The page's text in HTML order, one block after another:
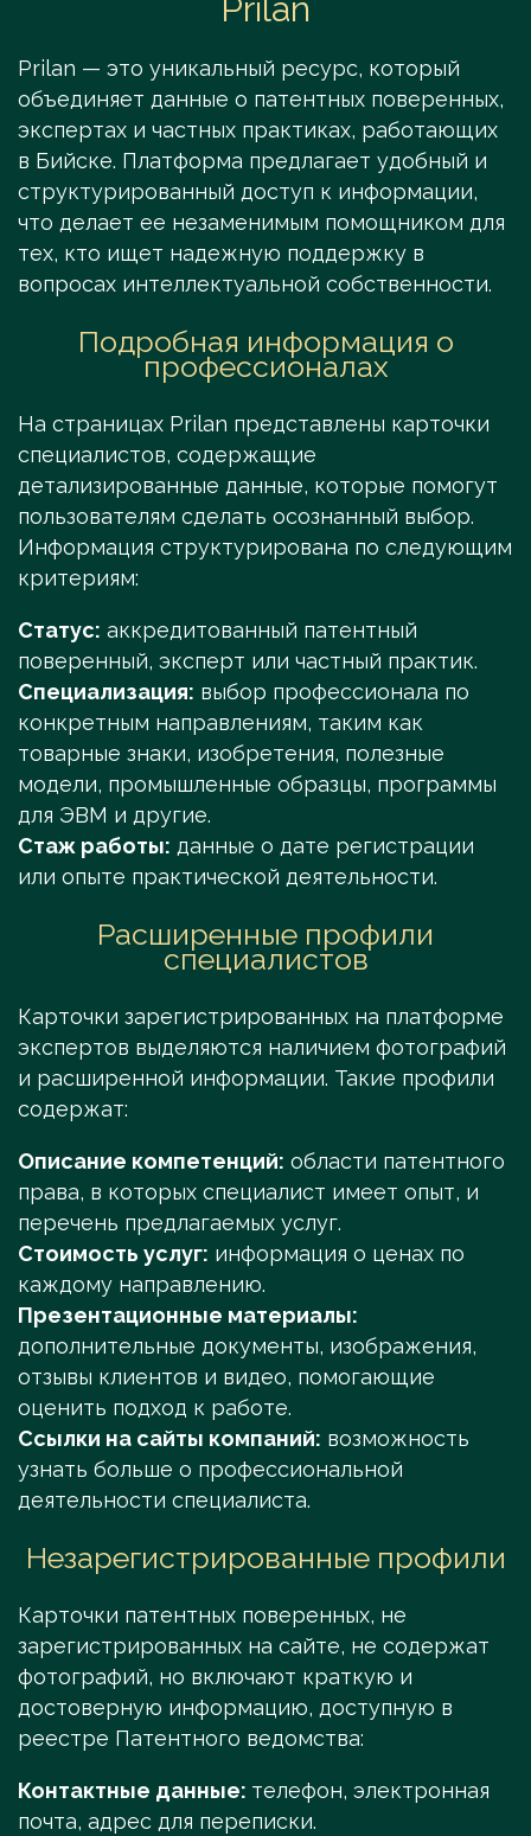
Prilan
Prilan — это уникальный ресурс, который
объединяет данные о патентных поверенных,
экспертах и частных практиках, работающих
в Бийске. Платформа предлагает удобный и
структурированный доступ к информации,
что делает ее незаменимым помощником для
тех, кто ищет надежную поддержку в
вопросах интеллектуальной собственности.
Подробная информация о
профессионалах
На страницах Prilan представлены карточки
специалистов, содержащие
детализированные данные, которые помогут
пользователям сделать осознанный выбор.
Информация структурирована по следующим
критериям:
Статус: аккредитованный патентный
поверенный, эксперт или частный практик.
Специализация: выбор профессионала по
конкретным направлениям, таким как
товарные знаки, изобретения, полезные
модели, промышленные образцы, программы
для ЭВМ и другие.
Стаж работы: данные о дате регистрации
или опыте практической деятельности.
Расширенные профили
специалистов
Карточки зарегистрированных на платформе
экспертов выделяются наличием фотографий
и расширенной информации. Такие профили
содержат:
Описание компетенций: области патентного
права, в которых специалист имеет опыт, и
перечень предлагаемых услуг.
Стоимость услуг: информация о ценах по
каждому направлению.
Презентационные материалы:
дополнительные документы, изображения,
отзывы клиентов и видео, помогающие
оценить подход к работе.
Ссылки на сайты компаний: возможность
узнать больше о профессиональной
деятельности специалиста.
Незарегистрированные профили
Карточки патентных поверенных, не
зарегистрированных на сайте, не содержат
фотографий, но включают краткую и
достоверную информацию, доступную в
реестре Патентного ведомства:
Контактные данные: телефон, электронная
почта, адрес для переписки.